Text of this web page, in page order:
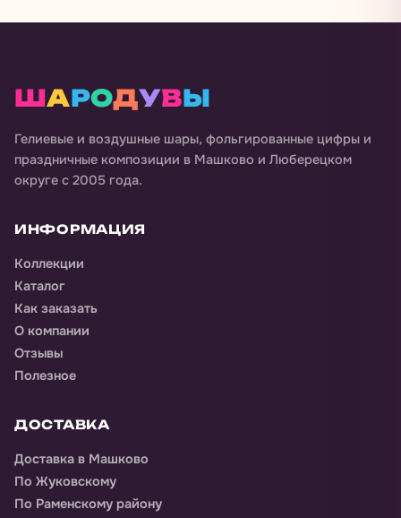
Гелиевые и воздушные шары, фольгированные цифры и
праздничные композиции в
ИНФОРМАЦИЯ
Коллекции
Каталог
Как заказать
О компании
Отзывы
ДОСТАВКА
Доставкав Машково
По Жуковскому